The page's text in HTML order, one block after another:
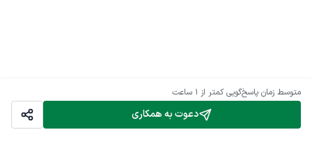
دعوت به همکاری
متوسط زمان پاسخ‌گویی کمتر از 1 ساعت